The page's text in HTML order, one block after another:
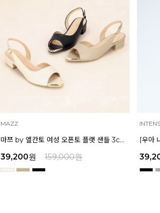
INTENSE
[우아 나나 착용] 인텐스 by 엘칸토 여성 더블 스트랩 샌들 7cm LCWW35I326
39,200원 159,000원
MAZZ